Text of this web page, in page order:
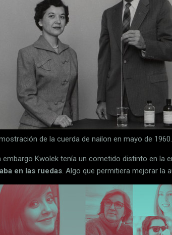
de la cuerda de nailon en mayo de 1960.
embargo Kwolek tenía un cometido distinto en la
en las ruedas. Algo que permitiera mejorar la